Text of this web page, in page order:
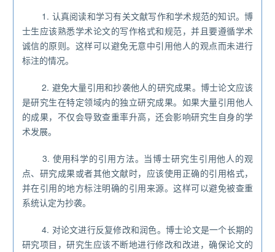
1. 认真阅读和学习有关文献写作和学术规范的知识。博
士生应该熟悉学术论文的写作格式和规范，并且要遵循学术
诚信的原则。这样可以避免无意中引用他人的观点而未进行
标注的情况。
2. 避免大量引用和抄袭他人的研究成果。博士论文应该
是研究生在特定领域内的独立研究成果。如果大量引用他人
的成果，不仅会导致查重率升高，还会影响研究生自身的学
术发展。
3. 使用科学的引用方法。当博士研究生引用他人的观
点、研究成果或者其他文献时，应该使用正确的引用格式，
并在引用的地方标注明确的引用来源。这样可以避免被查重
系统认定为抄袭。
4. 对论文进行反复修改和润色。博士论文是一个长期的
研究项目，研究生应该不断地进行修改和改进，确保论文的